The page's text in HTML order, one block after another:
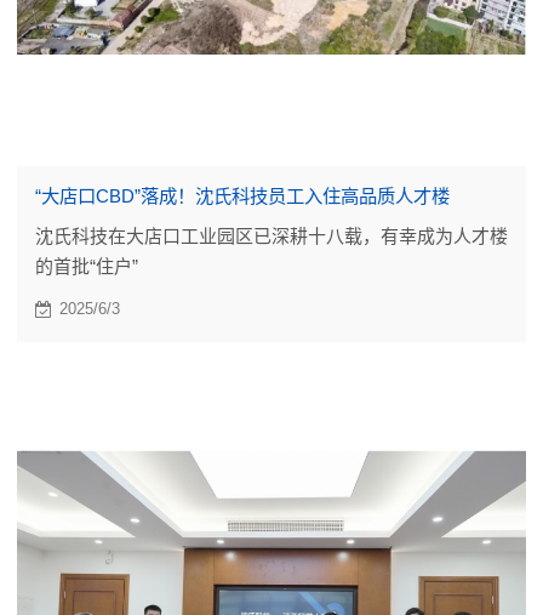
“大店口CBD”落成！沈氏科技员工入住高品质人才楼
沈氏科技在大店口工业园区已深耕十八载，有幸成为人才楼
的首批“住户”
2025/6/3